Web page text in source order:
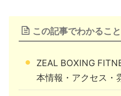
この記事でわかること
ZEAL BOXING
本情報・アクセス・